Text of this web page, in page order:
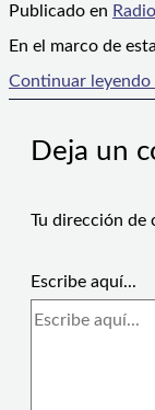
Publicado en
En el marco de
Continuar leyendo
Deja un
Tu dirección de
Escribe aquí...